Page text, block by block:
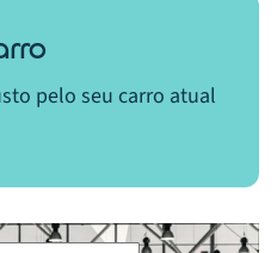
pelo seu carro atual